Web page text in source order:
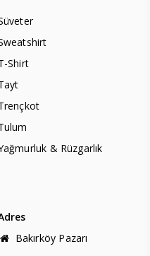
Shirt
& Rüzgarlık
Bakırköy Pazarı